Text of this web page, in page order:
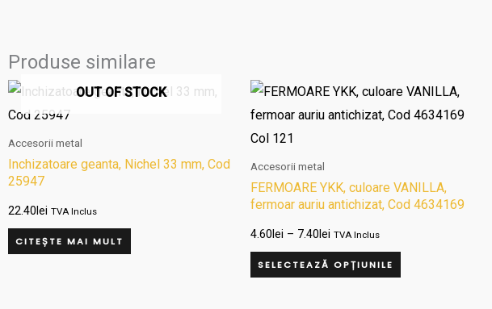
Produse similare
OUT OF STOCK
Accesorii metal
Inchizatoare geanta, Nichel 33 mm, Cod
25947
22.40 lei TVA Inclus
CITEȘTE MAI MULT
Accesorii metal
FERMOARE YKK, culoare VANILLA,
fermoar auriu antichizat, Cod 4634169
4.60 lei – 7.40 lei
Interval
de
prețuri:
TVA Inclus
SELECTEAZĂ OPȚIUNILE
Acest
produs
multe
variații.
pot
fi